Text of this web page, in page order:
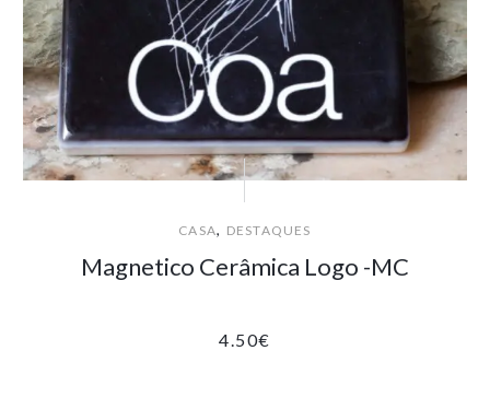
CASA, DESTAQUES
Magnetico Cerâmica Logo -MC
4.50€